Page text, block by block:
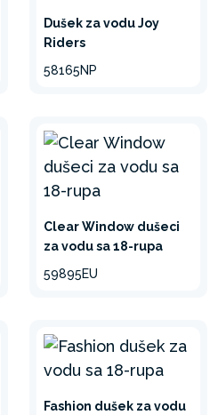
Dušek za vodu Joy
Riders
58165NP
Clear Window dušeci
za vodu sa 18-rupa
59895EU
Fashion dušek za vodu